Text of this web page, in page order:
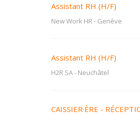
Assistant RH (H/F)
New Work HR- Genève
Assistant RH (H/F)
H2R SA- Neuchâtel
CAISSIER·ÈRE -